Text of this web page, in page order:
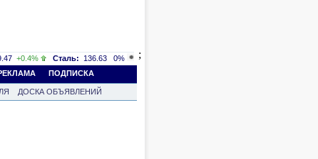
+0.4% Сталь: 136.63
0%
ПОДПИСКА
ДОСКА ОБЪЯВЛЕНИЙ
;